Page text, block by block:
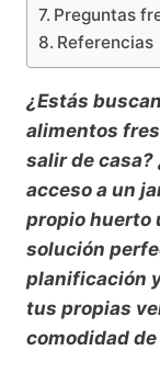
Preguntas
Referencias
¿Estás
alimentos
salir de casa?
acceso a un
propio huerto
solución
planificación
tus propias
comodidad